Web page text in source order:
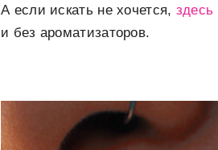
А если искать не хочется, здесь
и без ароматизаторов.